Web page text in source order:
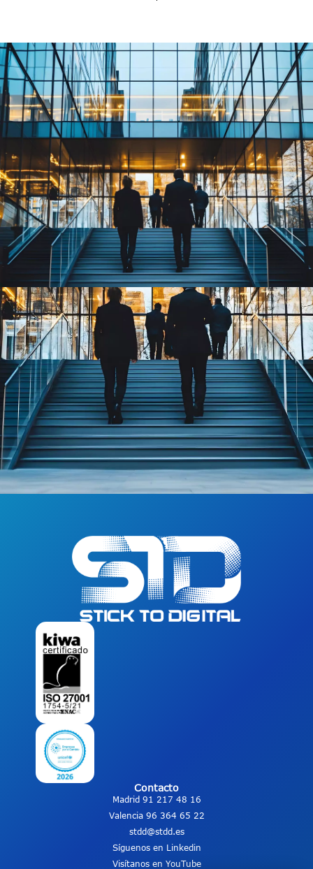
Contacto
Madrid 91 217 48 16
Valencia 96 364 65 22
stdd@stdd.es
Síguenos en Linkedin
Visítanos en YouTube